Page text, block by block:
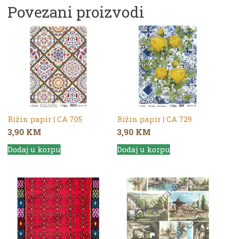
Povezani proizvodi
Rižin papir | CA 705
3,90 KM
Dodaj u korpu
Rižin papir | CA 729
3,90 KM
Dodaj u korpu